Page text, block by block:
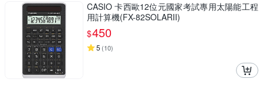
CASIO 卡西歐12位元國家考試專用太陽能工程
用計算機(FX-82SOLARII)
$450
5 (10)